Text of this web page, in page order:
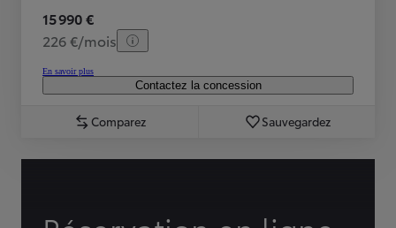
15 990 €
226 €/mois
En savoir plus
Contactez la concession
Comparez Sauvegardez